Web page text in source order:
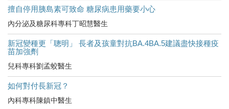
擅自停用胰島素可致命 糖尿病患用藥要小心
內分泌及糖尿科專科丁昭慧醫生
新冠變種更「聰明」 長者及孩童對抗BA.4BA.5建議盡快接種疫
苗加強劑
兒科專科劉孟蛟醫生
如何對付長新冠？
內科專科陳鎮中醫生